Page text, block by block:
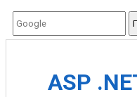
ASP